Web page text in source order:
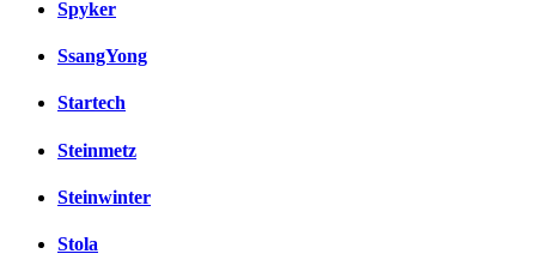
Spyker
SsangYong
Startech
Steinmetz
Steinwinter
Stola